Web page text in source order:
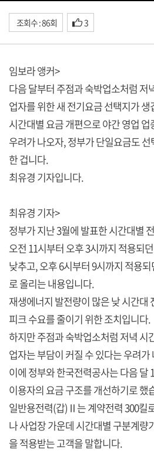
조회수 : 86회 3
임보라 앵커>
다음 달부터 주점과 숙박업소처럼 저
업자를 위한 새 전기요금 선택지가 생
시간대별 요금 개편으로 야간 영업
우려가 나오자, 정부가 단일요금도
한 겁니다.
최유경 기자입니다.
최유경 기자>
정부가 지난 3월에 발표한 시간대별
오전 11시부터 오후 3시까지 적용되
낮추고, 오후 6시부터 9시까지 적용
로 올리는 내용입니다.
재생에너지 발전량이 많은 낮 시간대
피크 수요를 줄이기 위한 조치입니다.
하지만 주점과 숙박업소처럼 저녁 시
업자는 부담이 커질 수 있다는 우려가
이에 정부와 한국전력공사는 다음
이용자의 요금 구조를 개선하기로 했
일반용전력(갑)Ⅱ는 계약전력 300킬
나 사업장 가운데 시간대별 구분계량
을 적용받는 고객을 말합니다.